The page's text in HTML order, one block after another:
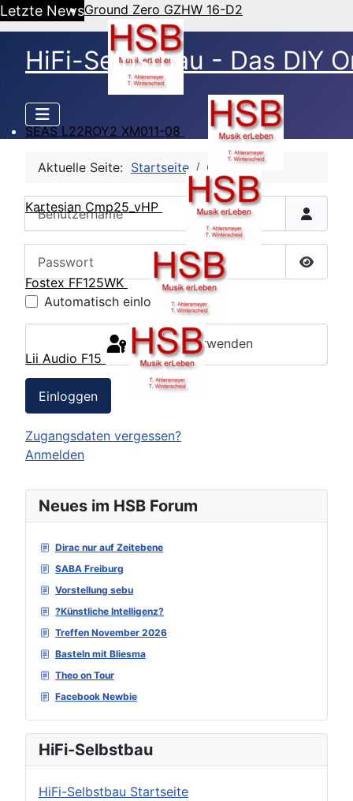
Letzte NewsGround Zero GZHW 16-D2
SEAS L22ROY2 XM011-08
Kartesian Cmp25_vHP
Fostex FF125WK
Lii Audio F15
HiFi-Selbstbau - Das DIY
Neues im HSB Forum
Dirac nur auf Zeitebene
SABA Freiburg
Vorstellung sebu
?Künstliche Intelligenz?
Treffen November 2026
Basteln mit Bliesma
Theo on Tour
Facebook Newbie
HiFi-Selbstbau
HiFi-Selbstbau Startseite
Aktuelle Seite: Startseite CB Login
Benutzername
Automatisch einloggen
Passkey verwenden
Einloggen
Zugangsdaten vergessen?
Anmelden